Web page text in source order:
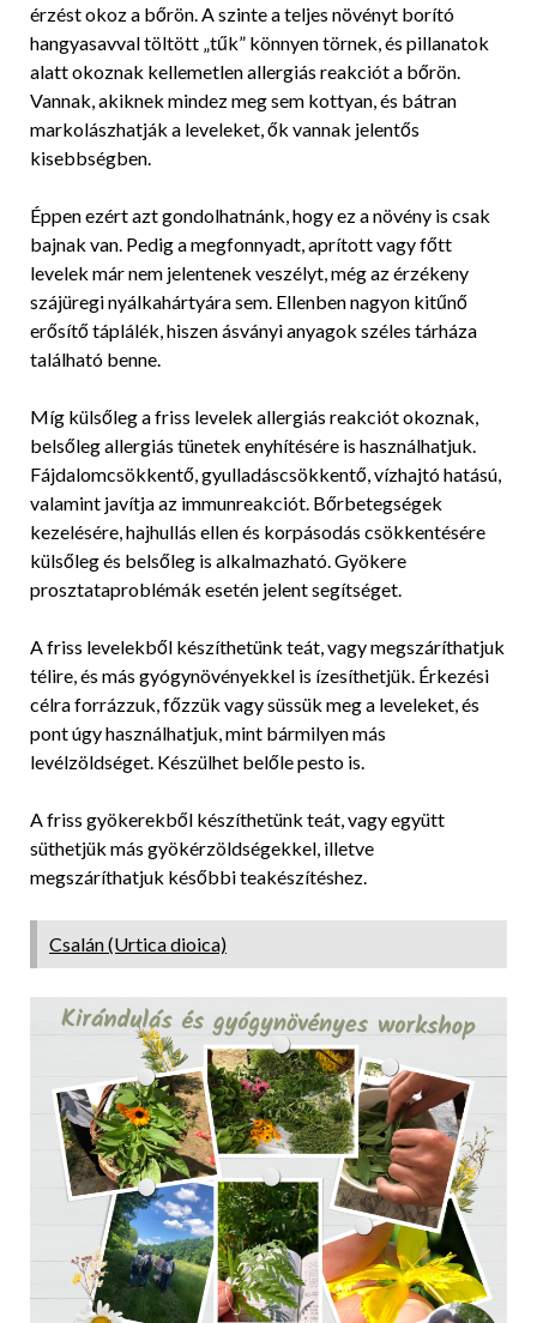
érzést okoz a bőrön. A szinte a teljes növényt borító
hangyasavval töltött „tűk” könnyen törnek, és pillanatok
alatt okoznak kellemetlen allergiás reakciót a bőrön.
Vannak, akiknek mindez meg sem kottyan, és bátran
markolászhatják a leveleket, ők vannak jelentős
kisebbségben.
Éppen ezért azt gondolhatnánk, hogy ez a növény is csak
bajnak van. Pedig a megfonnyadt, aprított vagy főtt
levelek már nem jelentenek veszélyt, még az érzékeny
szájüregi nyálkahártyára sem. Ellenben nagyon kitűnő
erősítő táplálék, hiszen ásványi anyagok széles tárháza
található benne.
Míg külsőleg a friss levelek allergiás reakciót okoznak,
belsőleg allergiás tünetek enyhítésére is használhatjuk.
Fájdalomcsökkentő, gyulladáscsökkentő, vízhajtó hatású,
valamint javítja az immunreakciót. Bőrbetegségek
kezelésére, hajhullás ellen és korpásodás csökkentésére
külsőleg és belsőleg is alkalmazható. Gyökere
prosztataproblémák esetén jelent segítséget.
A friss levelekből készíthetünk teát, vagy megszáríthatjuk
télire, és más gyógynövényekkel is ízesíthetjük. Érkezési
célra forrázzuk, főzzük vagy süssük meg a leveleket, és
pont úgy használhatjuk, mint bármilyen más
levélzöldséget. Készülhet belőle pesto is.
A friss gyökerekből készíthetünk teát, vagy együtt
süthetjük más gyökérzöldségekkel, illetve
megszáríthatjuk későbbi teakészítéshez.
Csalán (Urtica dioica)